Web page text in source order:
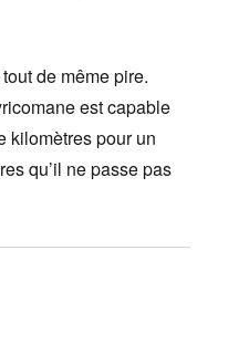
de même pire.
est capable
kilomètres pour un
qu’il ne passe pas